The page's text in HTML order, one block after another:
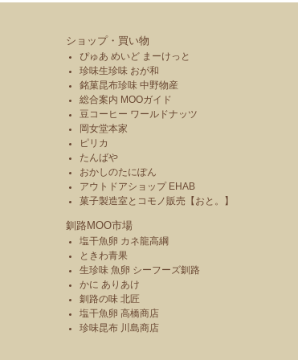
ショップ・買い物
ぴゅあ めいど まーけっと
珍味生珍味 おが和
銘菓昆布珍味 中野物産
総合案内 MOOガイド
豆コーヒー ワールドナッツ
岡女堂本家
ピリカ
たんばや
おかしのたにぽん
アウトドアショップ EHAB
菓子製造室とコモノ販売【おと。】
釧路MOO市場
塩干魚卵 カネ龍高綱
ときわ青果
生珍味 魚卵 シーフーズ釧路
かに ありあけ
釧路の味 北匠
塩干魚卵 高橋商店
珍味昆布 川島商店